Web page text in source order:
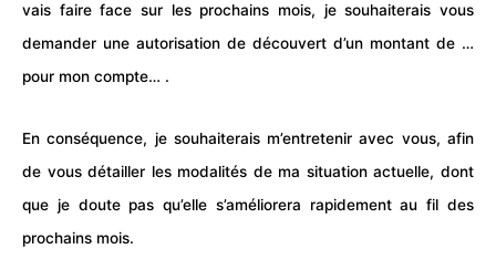
vais faire face sur les prochains mois, je souhaiterais vous
demander une autorisation de découvert d’un montant de …
pour mon compte… .
En conséquence, je souhaiterais m’entretenir avec vous, afin
de vous détailler les modalités de ma situation actuelle, dont
que je doute pas qu’elle s’améliorera rapidement au fil des
prochains mois.